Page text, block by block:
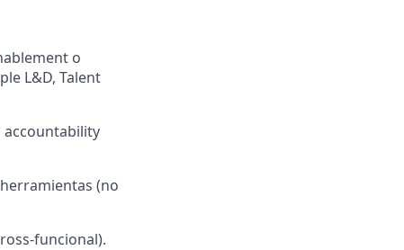
o
L&D, Talent
accountability
(no
funcional).